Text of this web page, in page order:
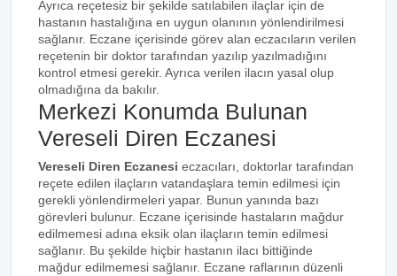
Ayrıca reçetesiz bir şekilde satılabilen ilaçlar için de
hastanın hastalığına en uygun olanının yönlendirilmesi
sağlanır. Eczane içerisinde görev alan eczacıların verilen
reçetenin bir doktor tarafından yazılıp yazılmadığını
kontrol etmesi gerekir. Ayrıca verilen ilacın yasal olup
olmadığına da bakılır.
Merkezi Konumda Bulunan
Vereseli Diren Eczanesi
Vereseli Diren Eczanesi eczacıları, doktorlar tarafından
reçete edilen ilaçların vatandaşlara temin edilmesi için
gerekli yönlendirmeleri yapar. Bunun yanında bazı
görevleri bulunur. Eczane içerisinde hastaların mağdur
edilmemesi adına eksik olan ilaçların temin edilmesi
sağlanır. Bu şekilde hiçbir hastanın ilacı bittiğinde
mağdur edilmemesi sağlanır. Eczane raflarının düzenli